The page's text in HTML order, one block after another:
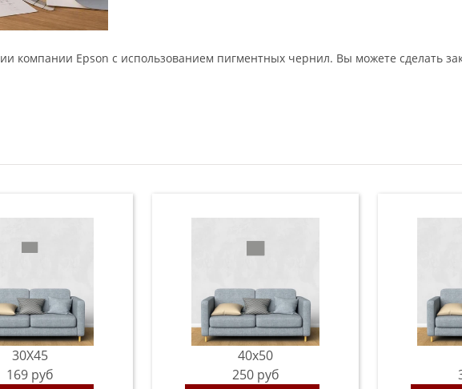
компании Epson с использованием пигментных чернил. Вы можете сделать
30X45
169 руб
40x50
250 руб